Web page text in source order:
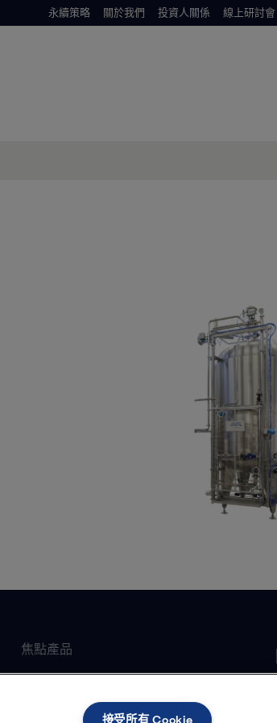
永續策略 關於我們 投資人關係 線上研討會
焦點產品
全焊可拆板式熱交換器
接受所有 Cookie